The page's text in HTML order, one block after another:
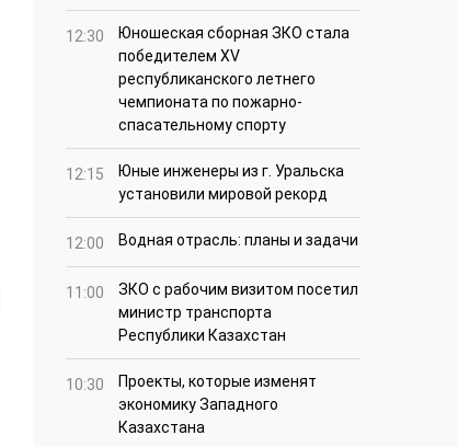
12:30
Юношеская сборная ЗКО стала
победителем XV
республиканского летнего
чемпионата по пожарно-
спасательному спорту
12:15
Юные инженеры из г. Уральска
установили мировой рекорд
12:00 Водная отрасль: планы и задачи
11:00
ЗКО с рабочим визитом посетил
министр транспорта
Республики Казахстан
10:30
Проекты, которые изменят
экономику Западного
Казахстана